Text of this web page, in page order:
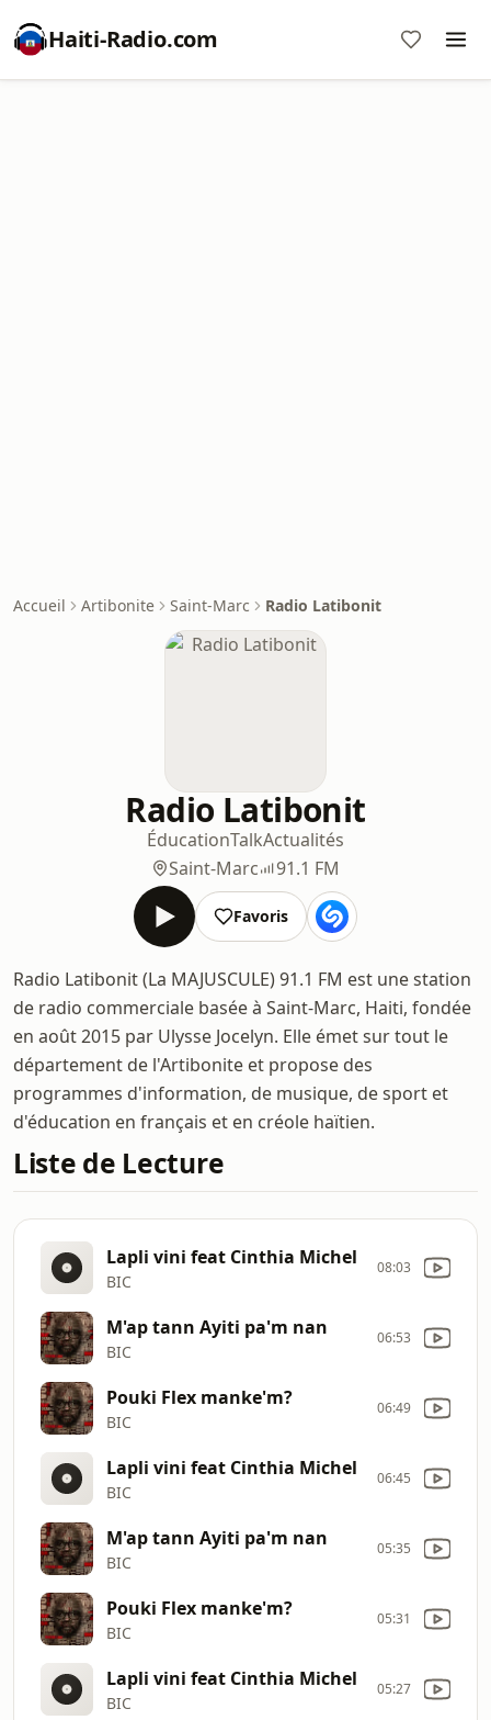
Haiti-Radio.com
Accueil Artibonite Saint-Marc Radio Latibonit
Radio Latibonit
ÉducationTalkActualités
Saint-Marc
91.1 FM
Favoris
Radio Latibonit (La MAJUSCULE) 91.1 FM est une station
de radio commerciale basée à Saint-Marc, Haiti, fondée
en août 2015 par Ulysse Jocelyn. Elle émet sur tout le
département de l'Artibonite et propose des
programmes d'information, de musique, de sport et
d'éducation en français et en créole haïtien.
Liste de Lecture
Lapli vini feat Cinthia Michel
BIC
08:03
M'ap tann Ayiti pa'm nan
BIC
06:53
Pouki Flex manke'm?
BIC
06:49
Lapli vini feat Cinthia Michel
BIC
06:45
M'ap tann Ayiti pa'm nan
BIC
05:35
Pouki Flex manke'm?
BIC
05:31
Lapli vini feat Cinthia Michel
BIC
05:27